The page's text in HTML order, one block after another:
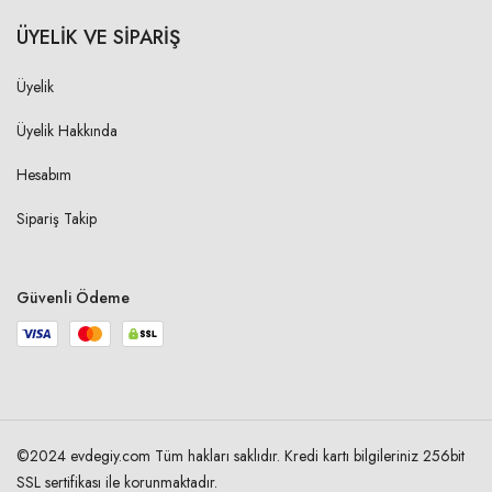
ÜYELİK VE SİPARİŞ
Üyelik
Üyelik Hakkında
Hesabım
Sipariş Takip
Güvenli Ödeme
©2024 evdegiy.com Tüm hakları saklıdır. Kredi kartı bilgileriniz 256bit
SSL sertifikası ile korunmaktadır.